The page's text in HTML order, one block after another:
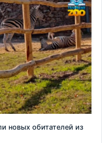
новых обитателей из